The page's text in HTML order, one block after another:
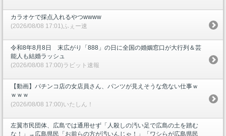
カラオケで採点入れるやつwwww
(2026/08/08 17:01)ふぇー速
令和8年8月8日 末広がり「888」の日に全国の婚姻窓口が大行列＆芸
能人も結婚ラッシュ
(2026/08/08 17:00)ラビット速報
【動画】パチンコ店の女店員さん、パンツが見えそうな危ない仕事ｗ
ｗｗｗ
(2026/08/08 17:00)いたしん！
左翼市民団体、広島では通用せず「人殺しの汚い足で広島の土を踏む
な！」→広島県民「お前らの方が汚いんじゃ！」「ワシらが広島県民